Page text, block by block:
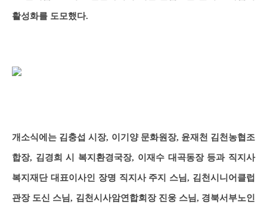
활성화를 도모했다.
개소식에는 김충섭 시장, 이기양 문화원장, 윤재천 김천농협조
합장, 김경희 시 복지환경국장, 이재수 대곡동장 등과 직지사
복지재단 대표이사인 장명 직지사 주지 스님, 김천시니어클럽
관장 도신 스님, 김천시사암연합회장 진웅 스님, 경북서부노인